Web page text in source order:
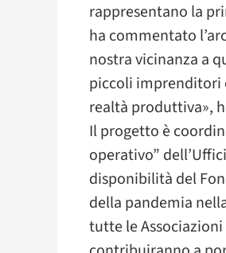
rappresentano la
ha commentato
nostra vicinanza a
piccoli imprenditori
realtà produttiva»,
Il progetto è
operativo”
disponibilità del
della pandemia
tutte le